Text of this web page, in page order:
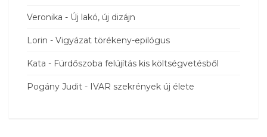
Veronika - Új lakó, új dizájn
Lorin - Vigyázat törékeny-epilógus
Kata - Fürdőszoba felújítás kis költségvetésből
Pogány Judit - IVAR szekrények új élete